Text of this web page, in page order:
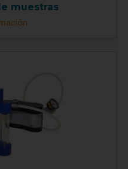
muestras